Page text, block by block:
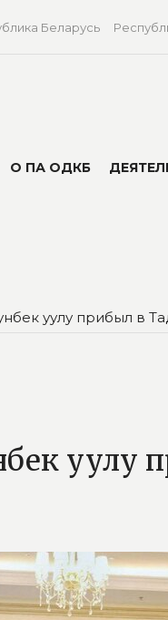
Беларусь
О ПА ОДКБ
уулу прибыл в
уулу